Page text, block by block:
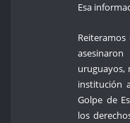
Esa
uruguayos,
institución
Golpe de
los